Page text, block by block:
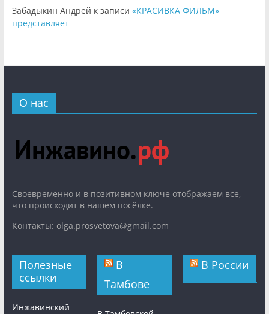
Забадыкин Андрей к записи «КРАСИВКА ФИЛЬМ»
представляет
О нас
Cвоевременно и в позитивном ключе отображаем все,
что происходит в нашем посёлке.
Контакты: olga.prosvetova@gmail.com
Полезные
ссылки
Инжавинский
В
Тамбове
В России